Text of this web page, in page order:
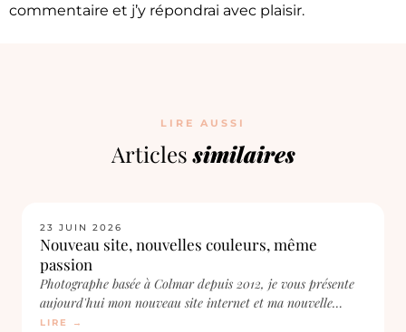
commentaire et j’y répondrai avec plaisir.
LIRE AUSSI
Articlessimilaires
COULISSES
23 JUIN 2026
Nouveau site, nouvelles couleurs, même
passion
Photographe basée à Colmar depuis 2012, je vous présente
aujourd'hui mon nouveau site internet et ma nouvelle
identité visuelle.
LIRE →